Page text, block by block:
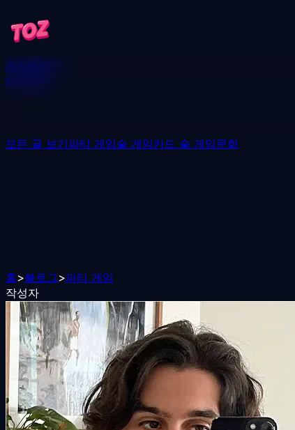
게임 블로그
다운로드
모든 글 보기파티 게임술 게임카드 술 게임문화
홈>블로그>파티 게임
작성자